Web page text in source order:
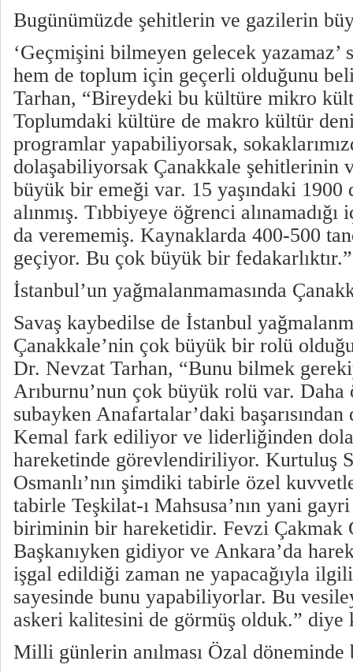
Bugünümüzde şehitlerin ve gazilerin
‘Geçmişini bilmeyen gelecek yazamaz’
hem de toplum için geçerli olduğunu
Tarhan, “Bireydeki bu kültüre mikro
Toplumdaki kültüre de makro kültür
programlar yapabiliyorsak,
dolaşabiliyorsak Çanakkale şehitlerinin
büyük bir emeği var. 15 yaşındaki 1900
alınmış. Tıbbiyeye öğrenci
da verememiş. Kaynaklarda 400-500
geçiyor. Bu çok büyük bir
İstanbul’un yağmalanmamasında
Savaş kaybedilse de İstanbul
Çanakkale’nin çok büyük bir rolü
Dr. Nevzat Tarhan, “Bunu bilmek
Arıburnu’nun çok büyük rolü var.
subayken Anafartalar’daki
Kemal fark ediliyor ve liderliğinden
hareketinde görevlendiriliyor. Kurtuluş
Osmanlı’nın şimdiki tabirle özel
tabirle Teşkilat-ı Mahsusa’nın yani
biriminin bir hareketidir. Fevzi Çakmak
Başkanıyken gidiyor ve Ankara’da
işgal edildiği zaman ne yapacağıyla
sayesinde bunu yapabiliyorlar. Bu
askeri kalitesini de görmüş olduk.” diye
Milli günlerin anılması Özal döneminde